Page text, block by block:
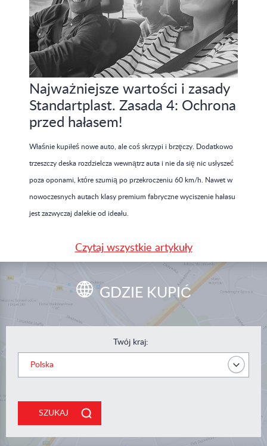
Najważniejsze wartości i zasady
Standartplast. Zasada 4: Ochrona
przed hałasem!
Właśnie kupiłeś nowe auto, ale coś skrzypi i brzęczy. Dodatkowo
trzeszczy deska rozdzielcza wewnątrz auta i nie da się nic usłyszeć
poza oponami, które szumią po przekroczeniu 60 km/h. Nawet w
nowoczesnych autach klasy premium fabryczne wyciszenie hałasu
jest zazwyczaj dalekie od ideału.
Czytaj wszystkie artykuły
GDZIE KUPIĆ
Twój kraj:
SZUKAJ